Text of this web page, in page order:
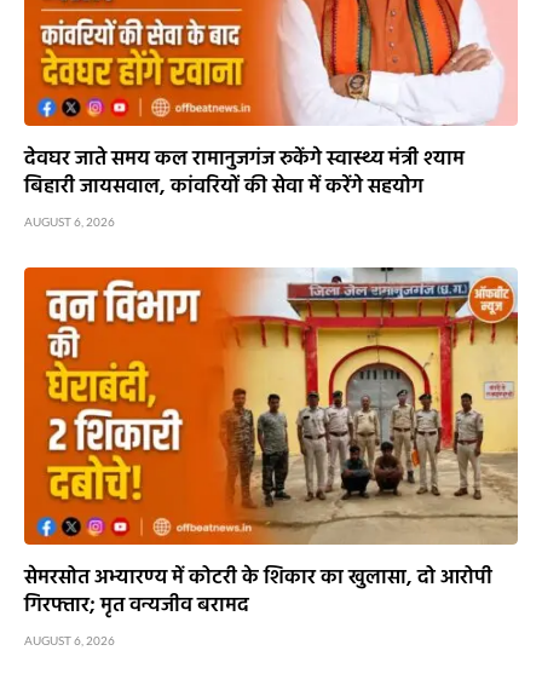
देवघर जाते समय कल रामानुजगंज रुकेंगे स्वास्थ्य मंत्री श्याम
बिहारी जायसवाल, कांवरियों की सेवा में करेंगे सहयोग
AUGUST 6, 2026
सेमरसोत अभ्यारण्य में कोटरी के शिकार का खुलासा, दो आरोपी
गिरफ्तार; मृत वन्यजीव बरामद
AUGUST 6, 2026